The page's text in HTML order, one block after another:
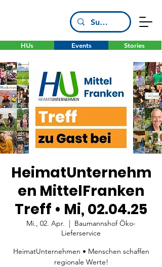
HUs Stories
Events
HeimatUnternehm
en MittelFranken
Treff • Mi, 02.04.25
Mi., 02. Apr.
  |
Baumannshof Öko-
Lieferservice
HeimatUnternehmen • Menschen schaffen
regionale Werte!